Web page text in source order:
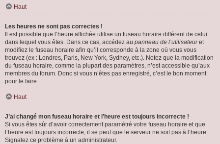
Haut
Les heures ne sont pas correctes !
Il est possible que l’heure affichée utilise un fuseau horaire différent de celui
dans lequel vous êtes. Dans ce cas, accédez au panneau de l’utilisateuret
modifiez le fuseau horaire afin qu’il corresponde à la zone où vous vous
trouvez (ex : Londres, Paris, New York, Sydney, etc.). Notez que la modification
du fuseau horaire, comme la plupart des paramètres, n’est accessible qu’aux
membres du forum. Donc si vous n’êtes pas enregistré, c’est le bon moment
pour le faire.
Haut
J’ai changé mon fuseau horaire et l’heure est toujours incorrecte !
Si vous êtes sûr d’avoir correctement paramétré votre fuseau horaire et que
l’heure est toujours incorrecte, il se peut que le serveur ne soit pas à l’heure.
Signalez ce problème à un administrateur.